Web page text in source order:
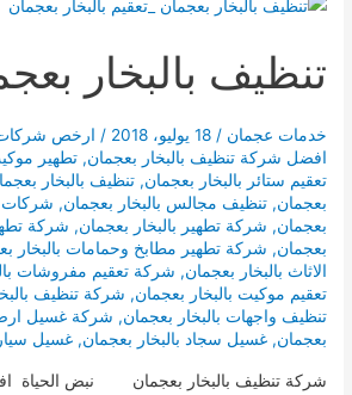
تنظيف بالبخار
خدمات عجمان /18 يوليو، 2018 / ارخص شركات
افضل شركة تنظيف بالبخار بعجمان,تطهير
تعقيم ستائر بالبخار بعجمان,تنظيف بالبخار
بعجمان,تنظيف مجالس بالبخار بعجمان, شركات
بعجمان, شركة تطهير بالبخار بعجمان, شركة
بعجمان, شركة تطهير مطابخ وحمامات بالبخار
الاثاث بالبخار بعجمان, شركة تعقيم مفروشات
تعقيم موكيت بالبخار بعجمان, شركة تنظيف
تنظيف واجهات بالبخار بعجمان, شركة غسيل
بعجمان,غسيل سجاد بالبخار بعجمان,غسيل
شركة تنظيف بالبخار بعجمان نبض الحياة